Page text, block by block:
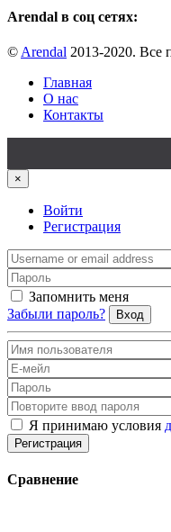
Arendal в соц сетях:
© Arendal 2013-2020. Все
Главная
О нас
Контакты
×
Войти
Регистрация
Запомнить меня
Забыли пароль?
Вход
Я принимаю условия
Регистрация
Сравнение